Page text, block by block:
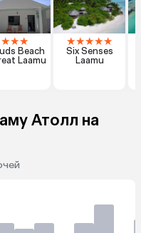
★★★
Beach
Laamu
★★★★★
Six Senses
Laamu
Атолл на